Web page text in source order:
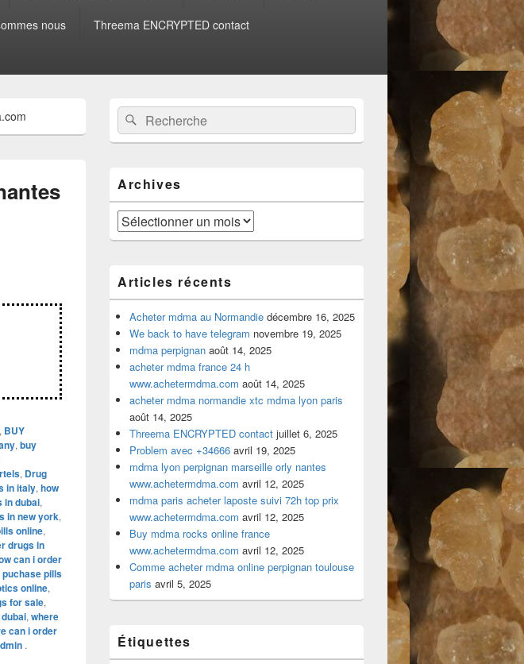
nous Threema ENCRYPTED contact
, BUY
, buy
, Drug
in italy, how
in dubai,
in new york,
online,
drugs in
can i order
puchase pills
online,
for sale,
, where
can i order
.
Zone
principale
de
widget
barre
latérale
Recherche :Rechercher
Archives
Archives
Articles récents
Acheter mdma au Normandie décembre 16, 2025
We back to have telegram novembre 19, 2025
mdma perpignan août 14, 2025
acheter mdma france 24 h
www.achetermdma.com août 14, 2025
acheter mdma normandie xtc mdma lyon paris
août 14, 2025
Threema ENCRYPTED contact juillet 6, 2025
Problem avec +34666 avril 19, 2025
mdma lyon perpignan marseille orly nantes
www.achetermdma.com avril 12, 2025
mdma paris acheter laposte suivi 72h top prix
www.achetermdma.com avril 12, 2025
Buy mdma rocks online france
www.achetermdma.com avril 12, 2025
Comme acheter mdma online perpignan toulouse
paris avril 5, 2025
Étiquettes